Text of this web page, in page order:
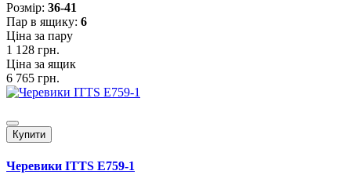
Розмiр: 36-41
Пар в ящику: 6
Ціна за пару
1 128 грн.
Ціна за ящик
6 765 грн.
Купити
Черевики ITTS E759-1